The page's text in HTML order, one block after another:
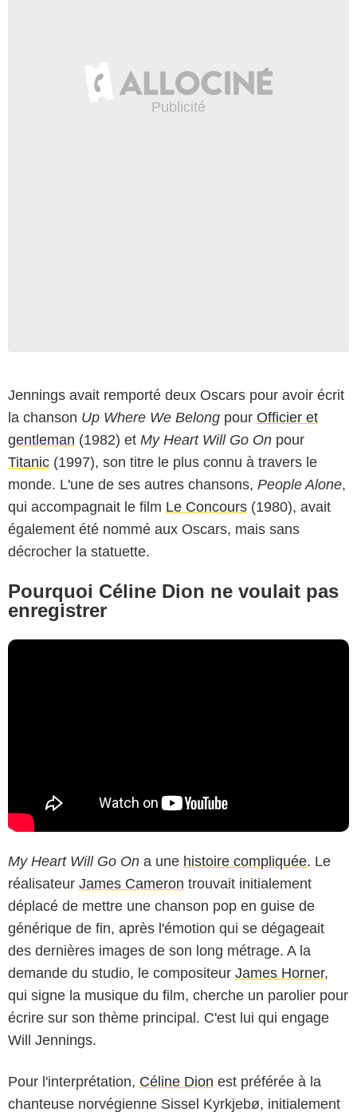
Jennings avait remporté deux Oscars pour avoir écrit
la chanson Up Where We Belong pour Officier et
gentleman (1982) et My Heart Will Go On pour
Titanic (1997), son titre le plus connu à travers le
monde. L'une de ses autres chansons, People Alone,
qui accompagnait le film Le Concours (1980), avait
également été nommé aux Oscars, mais sans
décrocher la statuette.
Pourquoi Céline Dion ne voulait pas
enregistrer
My Heart Will Go On a une histoire compliquée. Le
réalisateur James Cameron trouvait initialement
déplacé de mettre une chanson pop en guise de
générique de fin, après l'émotion qui se dégageait
des dernières images de son long métrage. A la
demande du studio, le compositeur James Horner,
qui signe la musique du film, cherche un parolier pour
écrire sur son thème principal. C'est lui qui engage
Will Jennings.
Pour l'interprétation, Céline Dion est préférée à la
chanteuse norvégienne Sissel Kyrkjebø, initialement